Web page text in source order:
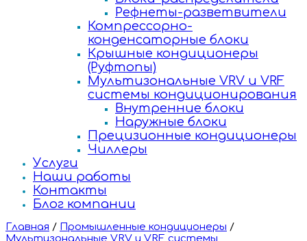
Рефнеты-разветвители
Компрессорно-
конденсаторные блоки
Крышные кондиционеры
(Руфтопы)
Мультизональные VRV и VRF
системы кондиционирования
Внутренние блоки
Наружные блоки
Прецизионные кондиционеры
Чиллеры
Услуги
Наши работы
Контакты
Блог компании
Главная / Промышленные кондиционеры /
Мультизональные VRV и VRF системы